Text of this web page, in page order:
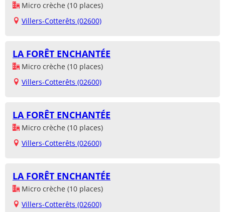
Micro crèche (10 places)
Villers-Cotterêts (02600)
LA FORÊT ENCHANTÉE
Micro crèche (10 places)
Villers-Cotterêts (02600)
LA FORÊT ENCHANTÉE
Micro crèche (10 places)
Villers-Cotterêts (02600)
LA FORÊT ENCHANTÉE
Micro crèche (10 places)
Villers-Cotterêts (02600)